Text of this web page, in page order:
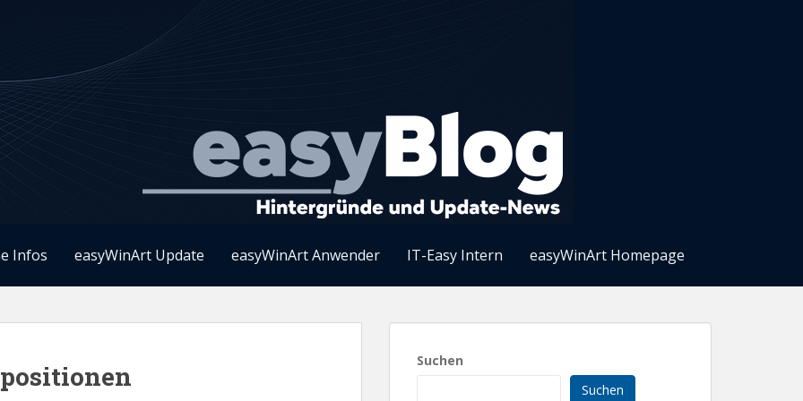
Infos easyWinArt Update easyWinArt Anwender IT-Easy Intern easyWinArt Homepage
Suchen
Suchen